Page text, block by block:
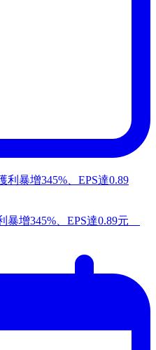
暴增345%、EPS達0.89元